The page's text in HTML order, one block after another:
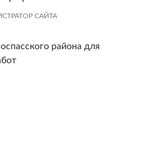
САЙТА
района для